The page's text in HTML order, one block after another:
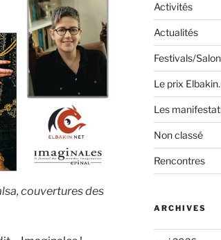
couvertures des
Activités
Actualités
Festivals/
Le prix
Les
Non classé
Rencontres
ARCHIVES